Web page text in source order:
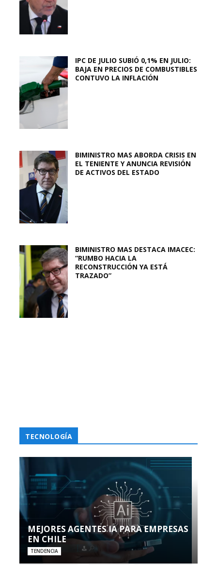
IPC DE JULIO SUBIÓ 0,1% EN JULIO:
BAJA EN PRECIOS DE COMBUSTIBLES
CONTUVO LA INFLACIÓN
BIMINISTRO MAS ABORDA CRISIS EN
EL TENIENTE Y ANUNCIA REVISIÓN
DE ACTIVOS DEL ESTADO
BIMINISTRO MAS DESTACA IMACEC:
“RUMBO HACIA LA
RECONSTRUCCIÓN YA ESTÁ
TRAZADO”
TECNOLOGÍA
MEJORES AGENTES IA PARA EMPRESAS
EN CHILE
TENDENCIA